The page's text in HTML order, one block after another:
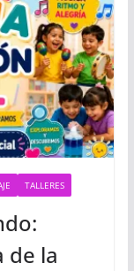
TALLERES
de la